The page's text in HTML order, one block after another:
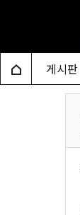
Home 게시판